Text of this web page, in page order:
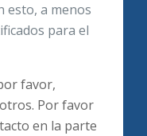
esto, a menos
para el
favor,
Por favor
en la parte